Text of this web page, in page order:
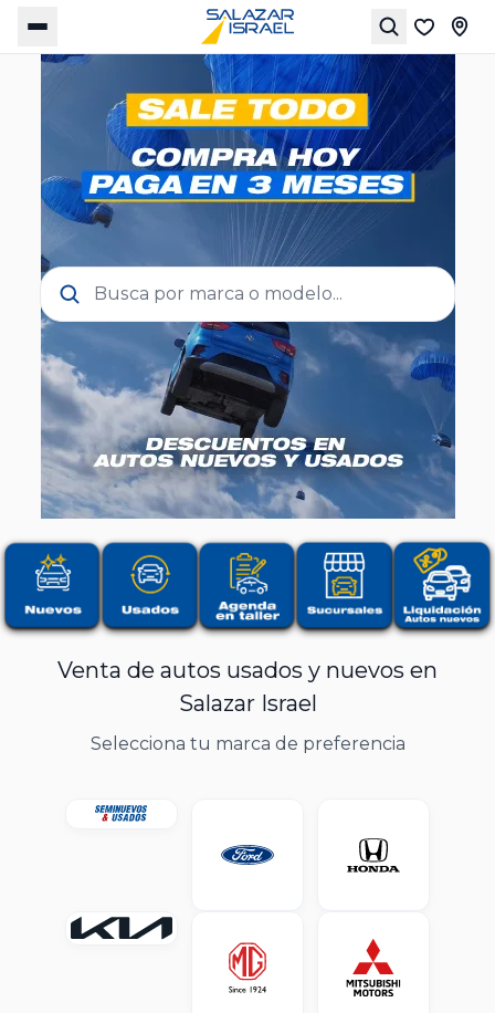
Busca por marca o modelo...
Venta de autos usados y nuevos en
Salazar Israel
Selecciona tu marca de preferencia